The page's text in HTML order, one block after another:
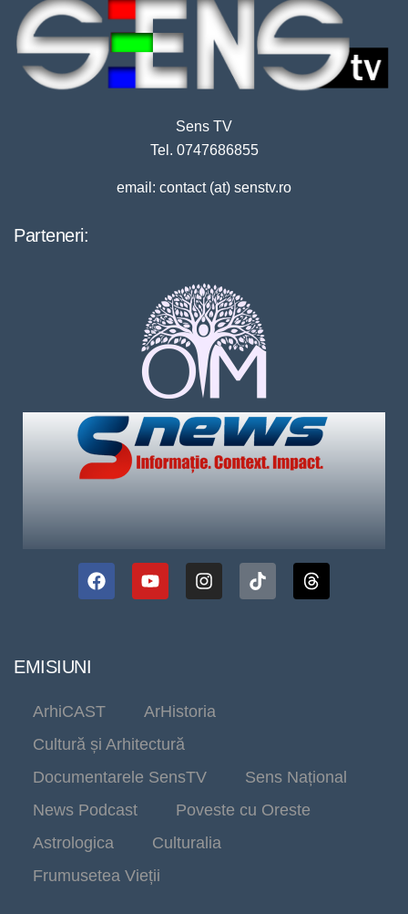
Sens TV
Tel. 0747686855
email: contact (at) senstv.ro
Parteneri:
EMISIUNI
ArhiCAST
ArHistoria
Cultură și Arhitectură
Documentarele SensTV
Sens Național
News Podcast
Poveste cu Oreste
Astrologica
Culturalia
Frumusetea Vieții